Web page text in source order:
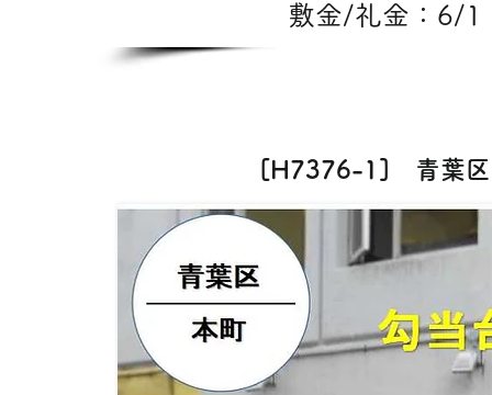
敷金/礼金：6/1
[H7376-1] 青葉区